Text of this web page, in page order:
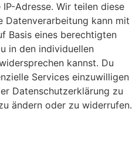
telefonieren
Adresse. Wir teilen diese
Datenverarbeitung kann mit
Basis eines berechtigten
in den individuellen
kannst. Du
Services einzuwilligen
Datenschutzerklärung zu
ändern oder zu widerrufen.